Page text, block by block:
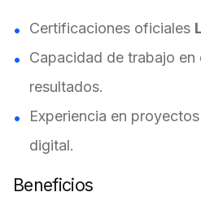
Certificaciones oficiales
Capacidad de trabajo
resultados.
Experiencia en
digital.
Beneficios